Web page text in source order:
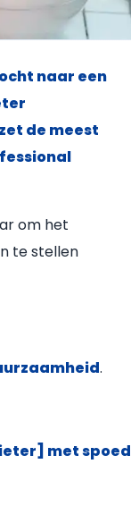
naar een
de meest
om het
te stellen
.
met spoed